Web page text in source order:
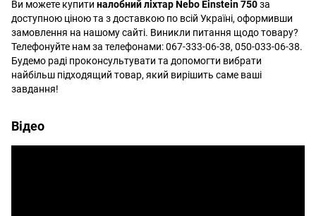
Ви можете купити налобний ліхтар Nebo Einstein750за
доступною ціною та з доставкою по всій Україні, оформивши
замовлення на нашому сайті. Виникли питання щодо товару?
Телефонуйте нам за телефонами: 067-333-06-38, 050-033-06-38.
Будемо раді проконсультувати та допомогти вибрати
найбільш підходящий товар, який вирішить саме ваші
завдання!
Відео